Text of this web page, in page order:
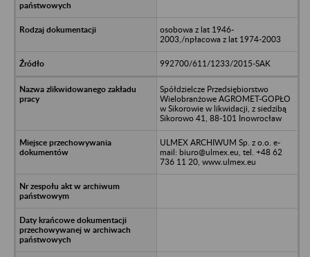
osobowa z lat 1946-
2003,/npłacowa z lat 1974-2003
992700/611/1233/2015-SAK
Spółdzielcze Przedsiębiorstwo
Wielobranżowe AGROMET-GOPŁO
w Sikorowie w likwidacji, z siedzibą
Sikorowo 41, 88-101 Inowrocław
ULMEX ARCHIWUM Sp. z o.o. e-
mail: biuro@ulmex.eu, tel. +48 62
736 11 20, www.ulmex.eu